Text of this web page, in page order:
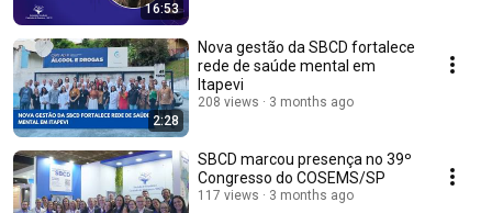
16:53
2:28
Nova gestão da SBCD fortalece
rede de saúde mental em
Itapevi
208 views 3 months ago
SBCD marcou presença no 39º
Congresso do COSEMS/SP
117 views 3 months ago